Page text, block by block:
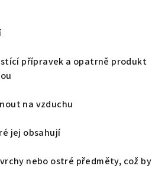
přípravek a opatrně produkt
na vzduchu
jej obsahují
nebo ostré předměty, což by